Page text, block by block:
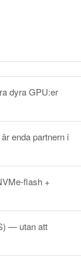
dyra GPU:er
enda partnern i
flash +
— utan att